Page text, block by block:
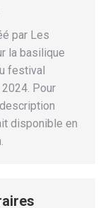
par Les
la basilique
festival
Pour
disponible en